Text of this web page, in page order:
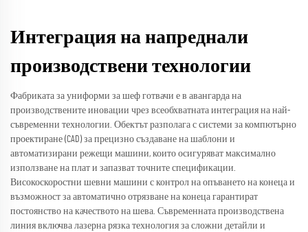
Интеграция на напреднали
производствени технологии
Фабриката за униформи за шеф готвачи е в авангарда на
производствените иновации чрез всеобхватната интеграция на най-
съвременни технологии. Обектът разполага с системи за компютърно
проектиране (CAD) за прецизно създаване на шаблони и
автоматизирани режещи машини, които осигуряват максимално
използване на плат и запазват точните спецификации.
Високоскоростни шевни машини с контрол на опъването на конеца и
възможност за автоматично отрязване на конеца гарантират
постоянство на качеството на шева. Съвременната производствена
линия включва лазерна рязка технология за сложни детайли и